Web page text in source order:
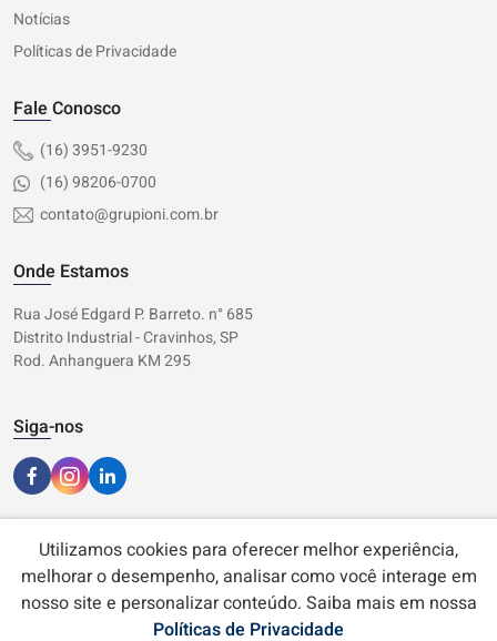
Notícias
Políticas de Privacidade
Fale Conosco
(16) 3951-9230
(16) 98206-0700
contato@grupioni.com.br
Onde Estamos
Rua José Edgard P. Barreto. n° 685
Distrito Industrial - Cravinhos, SP
Rod. Anhanguera KM 295
Siga-nos
Utilizamos cookies para oferecer melhor experiência,
melhorar o desempenho, analisar como você interage em
nosso site e personalizar conteúdo. Saiba mais em nossa
Políticas de Privacidade